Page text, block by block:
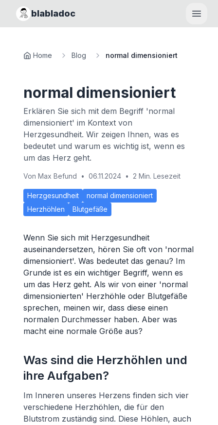
blabladoc
Home Blog normal dimensioniert
normal dimensioniert
Erklären Sie sich mit dem Begriff 'normal
dimensioniert' im Kontext von
Herzgesundheit. Wir zeigen Ihnen, was es
bedeutet und warum es wichtig ist, wenn es
um das Herz geht.
Von Max Befund • 06.11.2024 • 2 Min. Lesezeit
Herzgesundheit
normal dimensioniert
Herzhöhlen
Blutgefäße
Wenn Sie sich mit Herzgesundheit
auseinandersetzen, hören Sie oft von 'normal
dimensioniert'. Was bedeutet das genau? Im
Grunde ist es ein wichtiger Begriff, wenn es
um das Herz geht. Als wir von einer 'normal
dimensionierten' Herzhöhle oder Blutgefäße
sprechen, meinen wir, dass diese einen
normalen Durchmesser haben. Aber was
macht eine normale Größe aus?
Was sind die Herzhöhlen und
ihre Aufgaben?
Im Inneren unseres Herzens finden sich vier
verschiedene Herzhöhlen, die für den
Blutstrom zuständig sind. Diese Höhlen, auch